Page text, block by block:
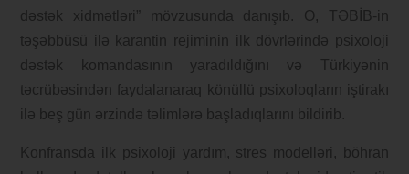
dəstək xidmətləri” mövzusunda danışıb. O, TƏBİB-in
təşəbbüsü ilə karantin rejiminin ilk dövrlərində psixoloji
dəstək komandasının yaradıldığını və Türkiyənin
təcrübəsindən faydalanaraq könüllü psixoloqların iştirakı
ilə beş gün ərzində təlimlərə başladıqlarını bildirib.
Konfransda ilk psixoloji yardım, stres modelləri, böhran